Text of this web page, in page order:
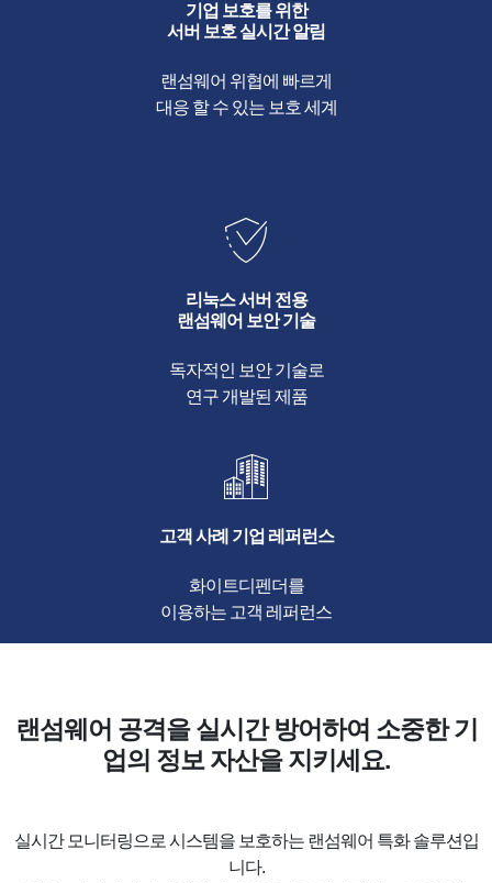
기업 보호를 위한
서버 보호 실시간 알림
랜섬웨어 위협에 빠르게
대응 할 수 있는 보호 세계
리눅스 서버 전용
랜섬웨어 보안 기술
독자적인 보안 기술로
연구 개발된 제품
고객 사례 기업 레퍼런스
화이트디펜더를
이용하는 고객 레퍼런스
랜섬웨어 공격을 실시간 방어하여 소중한 기
업의 정보 자산을 지키세요.
실시간 모니터링으로 시스템을 보호하는 랜섬웨어 특화 솔루션입
니다.